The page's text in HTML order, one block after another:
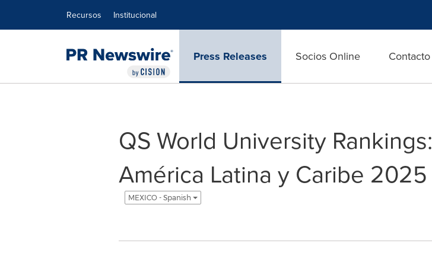
Recursos Institucional
Press Releases Socios Online Contacto
QS World University Rankings:
América Latina y Caribe 2025
MEXICO - Spanish